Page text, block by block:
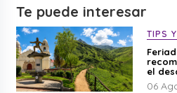
Te puede interesar
TIPS
el
06